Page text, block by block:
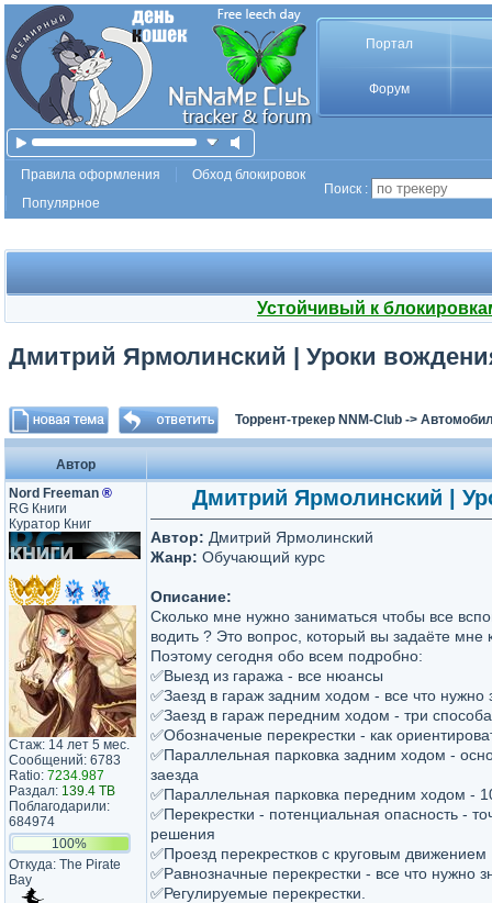
Портал
Форум
Правила оформления
Обход блокировок
Популярное
Поиск :
Устойчивый к
Дмитрий Ярмолинский | Уроки
Торрент-трекер NNM-Club ->
Автор
Nord Freeman ®
RG Книги
Куратор Книг
Стаж: 14 лет 5 мес.
Сообщений: 6783
Ratio: 7234.987
Раздал: 139.4 TB
Поблагодарили:
684974
100%
Откуда: The Pirate
Bay
Дмитрий Ярмолинский |
Автор: Дмитрий Ярмолинский
Жанр: Обучающий курс
Описание:
Сколько мне нужно заниматься чтобы все
водить ? Это вопрос, который вы задаёте мне
Поэтому сегодня обо всем подробно:
✅Выезд из гаража - все нюансы
✅Заезд в гараж задним ходом - все что нужно
✅Заезд в гараж передним ходом - три
✅Обозначеные перекрестки - как
✅Параллельная парковка задним ходом -
заезда
✅Параллельная парковка передним ходом -
✅Перекрестки - потенциальная опасность -
решения
✅Проезд перекрестков с круговым движением
✅Равнозначные перекрестки - все что нужно
✅Регулируемые перекрестки.